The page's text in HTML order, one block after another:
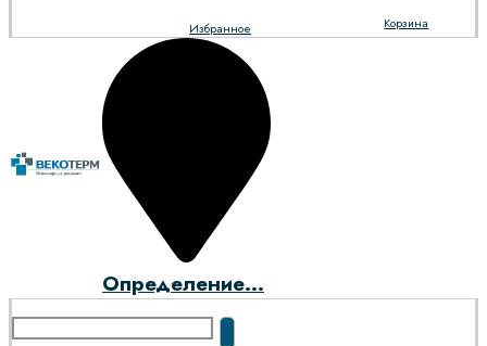
Корзина
Избранное
Определение...